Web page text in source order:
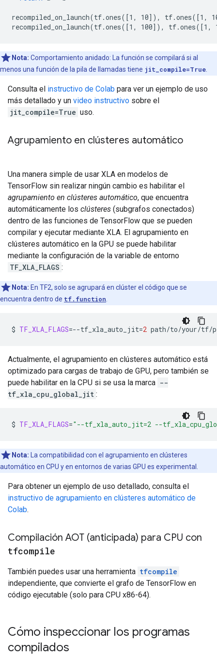
recompiled_on_launch(tf.ones( [1, 10] ), tf.ones( [1,
recompiled_on_launch(tf.ones( [1, 100] ), tf.ones( [1,
Nota: Comportamiento anidado: La función se compilará si al
menos una función de la pila de llamadas tiene jit_compile=True
Consulta el instructivo de Colab para ver un ejemplo de uso
más detallado y un video instructivo sobre el
jit_compile=True uso.
Agrupamiento en clústeres automático
Una manera simple de usar XLA en modelos de
TensorFlow sin realizar ningún cambio es habilitar el
agrupamiento en clústeres automático, que encuentra
automáticamente los clústeres (subgrafos conectados)
dentro de las funciones de TensorFlow que se pueden
compilar y ejecutar mediante XLA. El agrupamiento en
clústeres automático en la GPU se puede habilitar
mediante la configuración de la variable de entorno
TF_XLA_FLAGS :
Nota: En TF2, solo se agrupará en clúster el código que se
encuentra dentro de tf.function
$ TF_XLA_FLAGS=--tf_xla_auto_jit=2
Actualmente, el agrupamiento en clústeres automático está
optimizado para cargas de trabajo de GPU, pero también se
puede habilitar en la CPU si se usa la marca --
tf_xla_cpu_global_jit :
$ TF_XLA_FLAGS="--tf_xla_auto_jit=2 --
Nota: La compatibilidad con el agrupamiento en clústeres
automático en CPU y en entornos de varias GPU es experimental.
Para obtener un ejemplo de uso detallado, consulta el
instructivo de agrupamiento en clústeres automático de
Colab.
Compilación AOT (anticipada) para CPU con
tfcompile
También puedes usar una herramienta tfcompile
independiente, que convierte el grafo de TensorFlow en
código ejecutable (solo para CPU x86-64).
Cómo inspeccionar los programas
compilados